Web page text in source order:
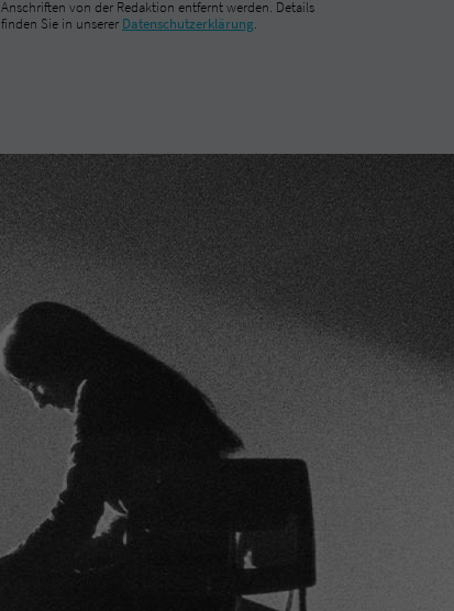
Anschriften von der Redaktion entfernt werden. Details
finden Sie in unserer Datenschutzerklärung.